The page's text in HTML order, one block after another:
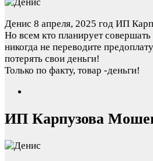
Денис 8 апреля, 2025 год ИП
Но всем кто планирует совершать
никогда не переводите
потерять свои деньги!
Только по факту, товар -деньги!
ИП Карпузова